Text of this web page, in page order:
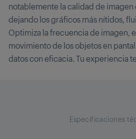
notablemente la calidad de imagen
dejando los gráficos más nítidos,
Optimiza la frecuencia de imagen,
movimiento de los objetos en
datos con eficacia. Tu experiencia
Especificaciones